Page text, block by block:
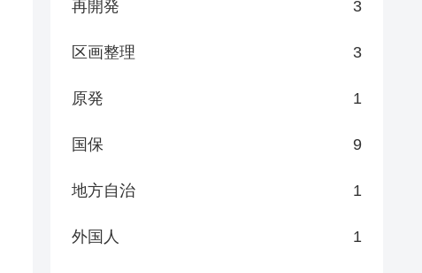
再開発 3
区画整理 3
原発 1
国保 9
地方自治 1
外国人 1